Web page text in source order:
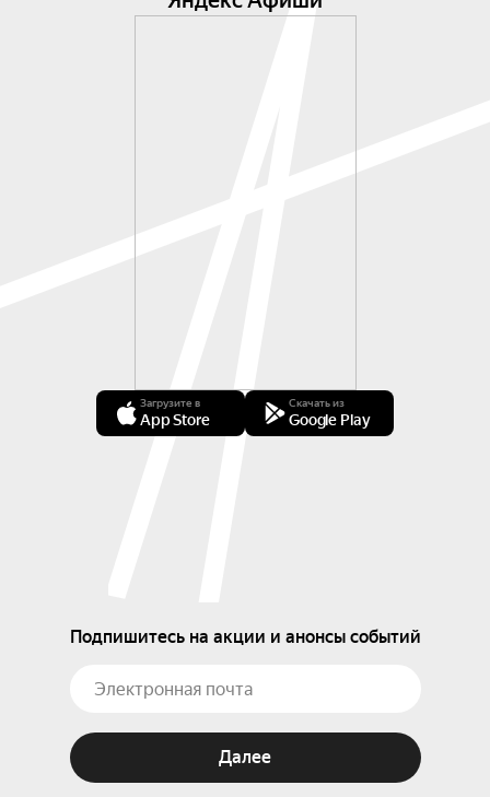
Загрузите в
App Store
Скачать из
Google Play
Подпишитесь на акции и анонсы событий
Далее